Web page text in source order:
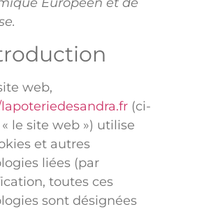
web,
(ci-
« le site web ») utilise
et autres
liées (par
toutes ces
sont désignées